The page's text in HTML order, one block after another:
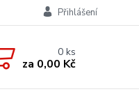
Přihlášení
0ks
za 0,00 Kč